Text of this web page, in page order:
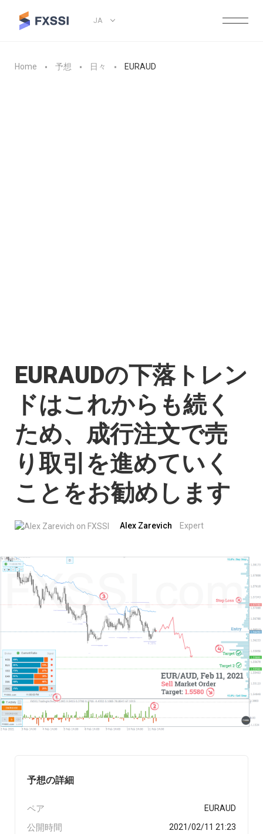
JA
Home 予想 日々 EURAUD
EURAUDの下落トレン
ドはこれからも続く
ため、成行注文で売
り取引を進めていく
ことをお勧めします
Alex Zarevich Expert
予想の詳細
ペア EURAUD
公開時間 2021/02/11 21:23